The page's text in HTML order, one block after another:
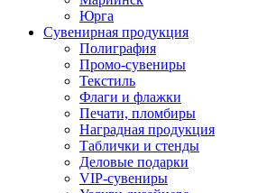
Юрга
Сувенирная продукция
Полиграфия
Промо-сувениры
Текстиль
Флаги и флажки
Печати, пломбиры
Наградная продукция
Таблички и стенды
Деловые подарки
VIP-сувениры